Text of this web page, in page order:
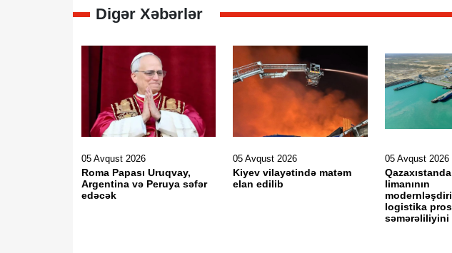
Digər Xəbərlər
05 Avqust 2026
Roma Papası Uruqvay,
Argentina və Peruya səfər
edəcək
05 Avqust 2026
Kiyev vilayətində matəm
elan edilib
05 Avqust 2026
limanının
logistika
səmərəliliyini